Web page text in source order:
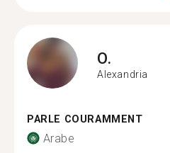
O.
Alexandria
PARLE COURAMMENT
Arabe